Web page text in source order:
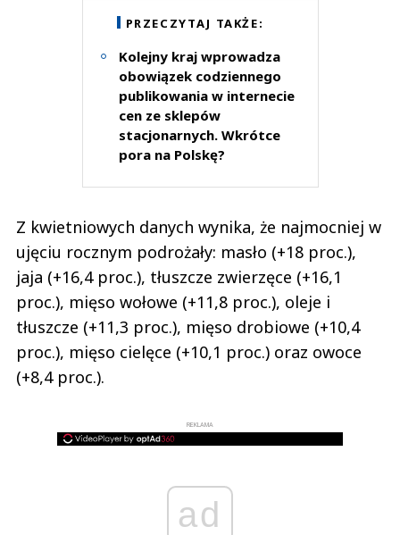
PRZECZYTAJ TAKŻE:
Kolejny kraj wprowadza
obowiązek codziennego
publikowania w internecie
cen ze sklepów
stacjonarnych. Wkrótce
pora na Polskę?
Z kwietniowych danych wynika, że najmocniej w
ujęciu rocznym podrożały: masło (+18 proc.),
jaja (+16,4 proc.), tłuszcze zwierzęce (+16,1
proc.), mięso wołowe (+11,8 proc.), oleje i
tłuszcze (+11,3 proc.), mięso drobiowe (+10,4
proc.), mięso cielęce (+10,1 proc.) oraz owoce
(+8,4 proc.).
REKLAMA
ad